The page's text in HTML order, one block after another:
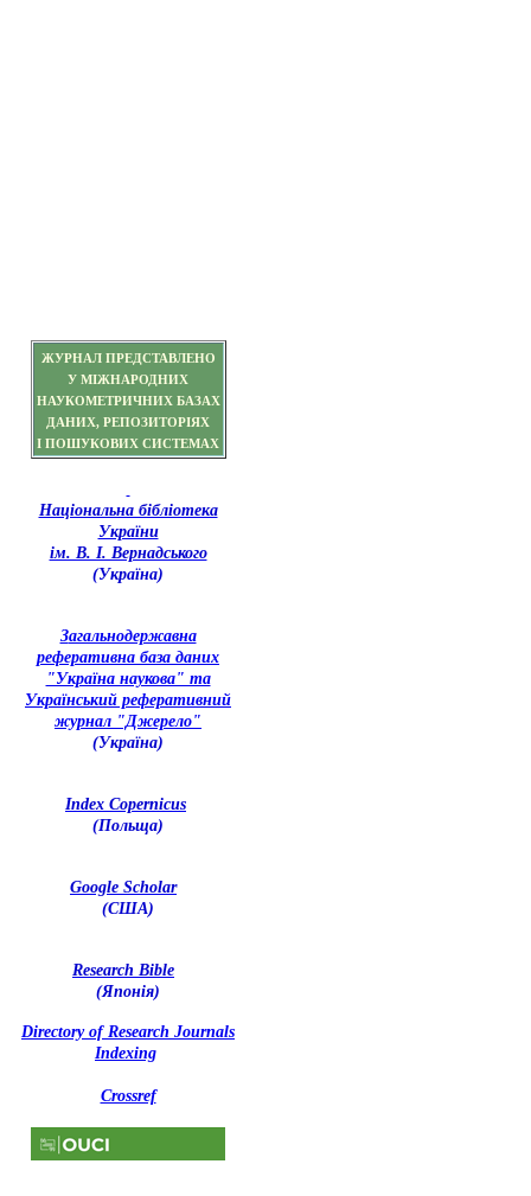
ЖУРНАЛ ПРЕДСТАВЛЕНО
У МІЖНАРОДНИХ
НАУКОМЕТРИЧНИХ БАЗАХ
ДАНИХ, РЕПОЗИТОРІЯХ
І ПОШУКОВИХ СИСТЕМАХ
Національна бібліотека
України
ім. В. І. Вернадського
(Україна)
Загальнодержавна
реферативна база даних
"Україна наукова" та
Український реферативний
журнал "Джерело"
(Україна)
Index Copernicus
(Польща)
Google Scholar
(США)
Research Bible
(Японія)
Directory of Research Journals
Indexing
Crossref